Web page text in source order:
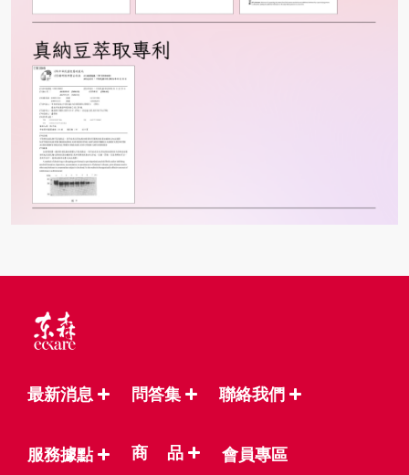
最新消息 問答集 聯絡我們
服務據點 商 品 會員專區